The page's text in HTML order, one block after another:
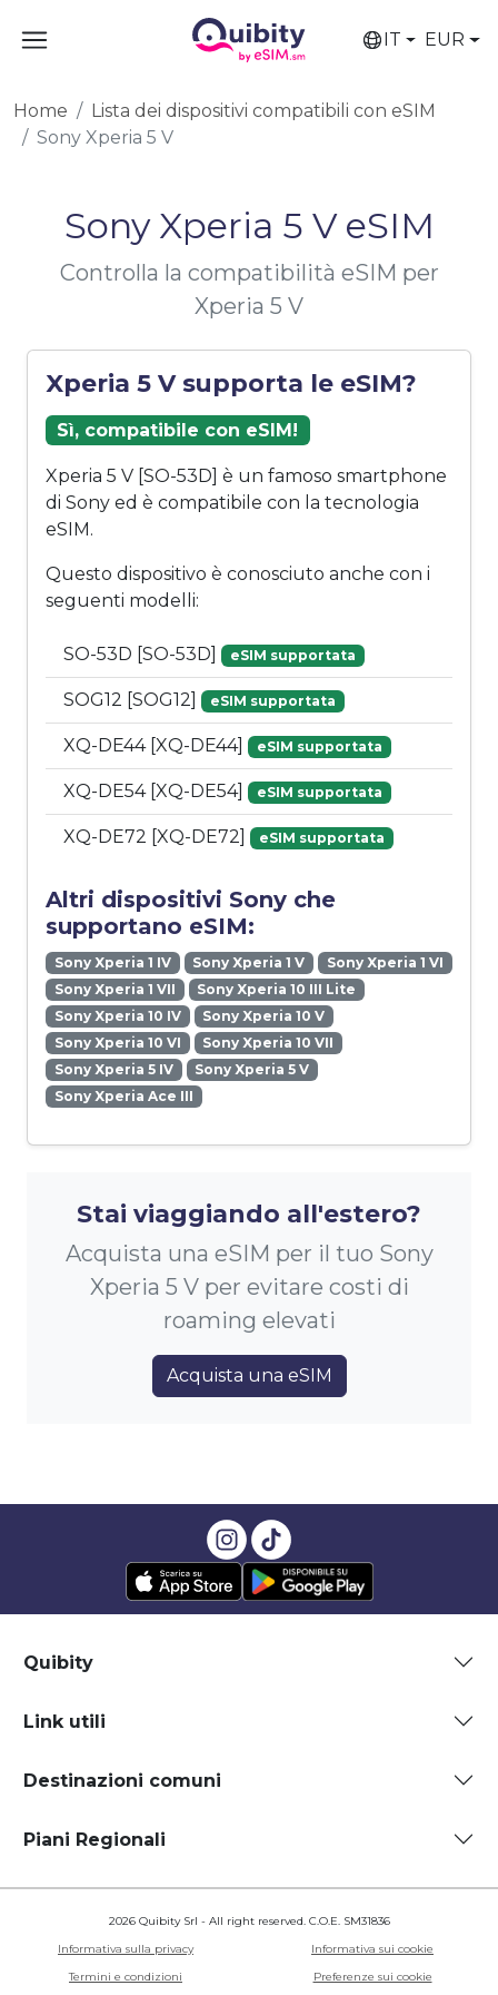
IT EUR
Home
Lista dei dispositivi compatibili con eSIM
Sony Xperia 5 V
Sony Xperia 5 V eSIM
Controlla la compatibilità eSIM per
Xperia 5 V
Xperia 5 V supporta le eSIM?
Sì, compatibile con eSIM!
Xperia 5 V [SO-53D] è un famoso smartphone
di Sony ed è compatibile con la tecnologia
eSIM.
Questo dispositivo è conosciuto anche con i
seguenti modelli:
SO-53D [SO-53D] eSIM supportata
SOG12 [SOG12] eSIM supportata
XQ-DE44 [XQ-DE44] eSIM supportata
XQ-DE54 [XQ-DE54] eSIM supportata
XQ-DE72 [XQ-DE72] eSIM supportata
Altri dispositivi Sony che
supportano eSIM:
Sony Xperia 1 IV Sony Xperia 1 V
Sony Xperia 1 VI
Sony Xperia 1 VII
Sony Xperia 10 III Lite
Sony Xperia 10 IV
Sony Xperia 10 V
Sony Xperia 10 VI
Sony Xperia 10 VII
Sony Xperia 5 IV
Sony Xperia 5 V
Sony Xperia Ace III
Stai viaggiando all'estero?
Acquista una eSIM per il tuo Sony
Xperia 5 V per evitare costi di
roaming elevati
Acquista una eSIM
Quibity
Link utili
Destinazioni comuni
Piani Regionali
2026 Quibity Srl - All right reserved. C.O.E. SM31836
Informativa sulla privacy
Informativa sui cookie
Termini e condizioni
Preferenze sui cookie